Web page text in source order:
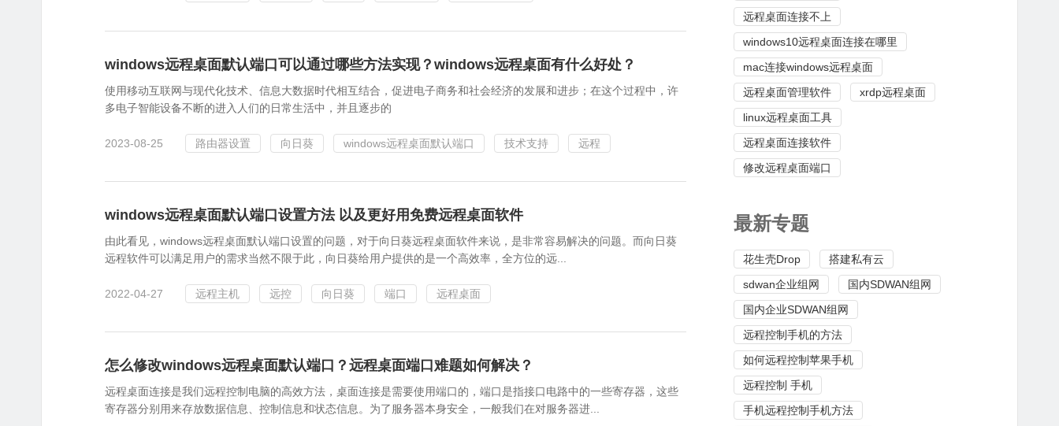
远程桌面连接不上
windows10远程桌面连接在哪里
mac连接windows远程桌面
远程桌面管理软件
xrdp远程桌面
linux远程桌面工具
远程桌面连接软件
修改远程桌面端口
最新专题
花生壳Drop
搭建私有云
sdwan企业组网
国内SDWAN组网
国内企业SDWAN组网
远程控制手机的方法
如何远程控制苹果手机
远程控制 手机
手机远程控制手机方法
windows远程桌面默认端口可以通过哪些方法实现？windows远程桌面有什么好处？
使用移动互联网与现代化技术、信息大数据时代相互结合，促进电子商务和社会经济的发展和进步；在这个过程中，许
多电子智能设备不断的进入人们的日常生活中，并且逐步的
2023-08-25 路由器设置 向日葵 windows远程桌面默认端口 技术支持 远程
windows远程桌面默认端口设置方法 以及更好用免费远程桌面软件
由此看见，windows远程桌面默认端口设置的问题，对于向日葵远程桌面软件来说，是非常容易解决的问题。而向日葵
远程软件可以满足用户的需求当然不限于此，向日葵给用户提供的是一个高效率，全方位的远...
2022-04-27 远程主机 远控 向日葵 端口 远程桌面
怎么修改windows远程桌面默认端口？远程桌面端口难题如何解决？
远程桌面连接是我们远程控制电脑的高效方法，桌面连接是需要使用端口的，端口是指接口电路中的一些寄存器，这些
寄存器分别用来存放数据信息、控制信息和状态信息。为了服务器本身安全，一般我们在对服务器进...